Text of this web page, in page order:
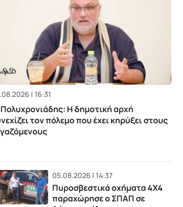
| 16:31
Η δημοτική αρχή
τον πόλεμο που έχει κηρύξει στους
05.08.2026 | 14:37
Πυροσβεστικά οχήματα 4Χ4
παραχώρησε ο ΣΠΑΠ σε